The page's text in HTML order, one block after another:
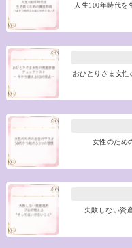
人生100年時代
おひとりさま女
女性のため
失敗しない資